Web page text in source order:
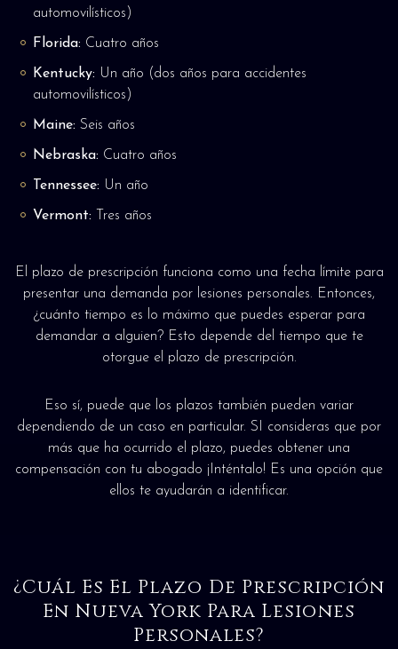
automovilísticos)
Florida: Cuatro años
Kentucky: Un año (dos años para accidentes
automovilísticos)
Maine: Seis años
Nebraska: Cuatro años
Tennessee: Un año
Vermont: Tres años
El plazo de prescripción funciona como una fecha límite para
presentar una demanda por lesiones personales. Entonces,
¿cuánto tiempo es lo máximo que puedes esperar para
demandar a alguien? Esto depende del tiempo que te
otorgue el plazo de prescripción.
Eso sí, puede que los plazos también pueden variar
dependiendo de un caso en particular. SI consideras que por
más que ha ocurrido el plazo, puedes obtener una
compensación con tu abogado ¡Inténtalo! Es una opción que
ellos te ayudarán a identificar.
¿Cuál Es El Plazo De Prescripción
En Nueva York Para Lesiones
Personales?